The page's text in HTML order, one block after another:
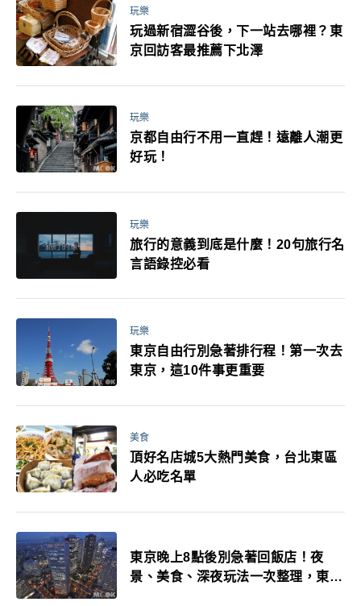
玩樂
玩過新宿澀谷後，下一站去哪裡？東
京回訪客最推薦下北澤
玩樂
京都自由行不用一直趕！遠離人潮更
好玩！
玩樂
旅行的意義到底是什麼！20句旅行名
言語錄控必看
玩樂
東京自由行別急著排行程！第一次去
東京，這10件事更重要
美食
頂好名店城5大熱門美食，台北東區
人必吃名單
東京晚上8點後別急著回飯店！夜
景、美食、深夜玩法一次整理，東京